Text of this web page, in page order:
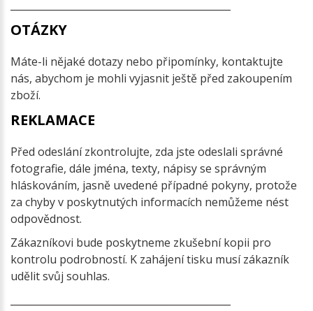
OTÁZKY
Máte-li nějaké dotazy nebo připomínky, kontaktujte
nás, abychom je mohli vyjasnit ještě před zakoupením
zboží.
REKLAMACE
Před odeslání zkontrolujte, zda jste odeslali správné
fotografie, dále jména, texty, nápisy se správným
hláskováním, jasně uvedené případné pokyny, protože
za chyby v poskytnutých informacích nemůžeme nést
odpovědnost.
Zákazníkovi bude poskytneme zkušební kopii pro
kontrolu podrobností. K zahájení tisku musí zákazník
udělit svůj souhlas.